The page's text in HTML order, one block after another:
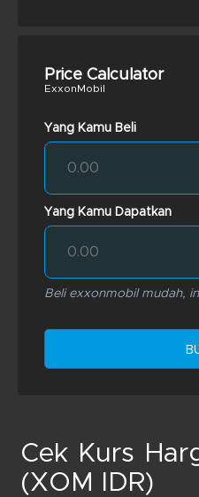
Price Calculator
ExxonMobil
Yang Kamu Beli
Yang Kamu Dapatkan
Beli exxonmobil mudah,
Cek Kurs
(XOM IDR)